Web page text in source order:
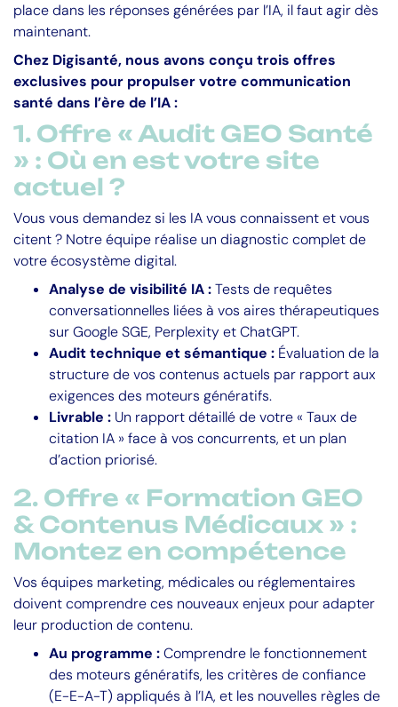
place dans les réponses générées par l’IA, il faut agir dès
maintenant.
Chez Digisanté, nous avons conçu trois offres
exclusives pour propulser votre communication
santé dans l’ère de l’IA :
1. Offre « Audit GEO Santé
» : Où en est votre site
actuel ?
Vous vous demandez si les IA vous connaissent et vous
citent ? Notre équipe réalise un diagnostic complet de
votre écosystème digital.
Analyse de visibilité IA :Tests de requêtes
conversationnelles liées à vos aires thérapeutiques
sur Google SGE, Perplexity et ChatGPT.
Audit technique et sémantique : Évaluation de la
structure de vos contenus actuels par rapport aux
exigences des moteurs génératifs.
Livrable : Un rapport détaillé de votre « Taux de
citation IA » face à vos concurrents, et un plan
d’action priorisé.
2. Offre « Formation GEO
& Contenus Médicaux » :
Montez en compétence
Vos équipes marketing, médicales ou réglementaires
doivent comprendre ces nouveaux enjeux pour adapter
leur production de contenu.
Au programme :Comprendre le fonctionnement
des moteurs génératifs, les critères de confiance
(E-E-A-T) appliqués à l’IA, et les nouvelles règles de